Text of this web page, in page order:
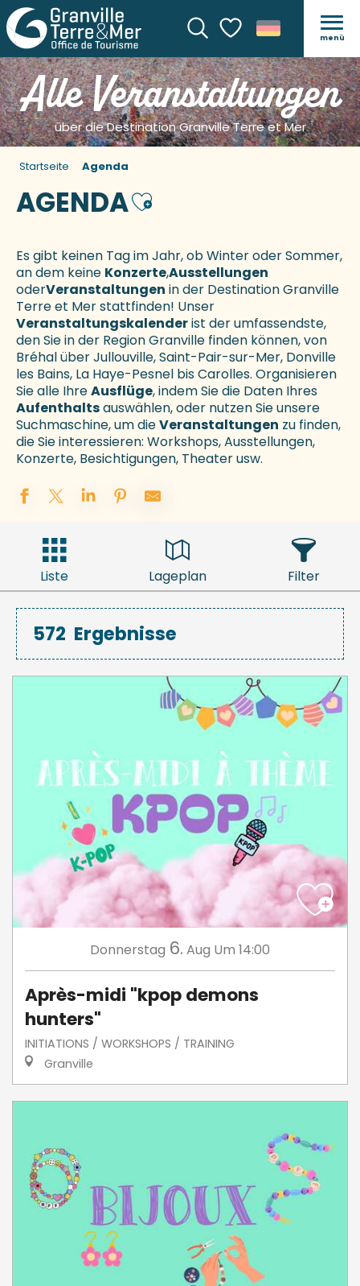
SucheVoir les favoris
menü
Alle Veranstaltungen
über die Destination Granville Terre et Mer
Startseite Agenda
AGENDAAjouter aux favoris
Es gibt keinen Tag im Jahr, ob Winter oder Sommer,
an dem keine Konzerte,Ausstellungen
oderVeranstaltungen in der Destination Granville
Terre et Mer stattfinden! Unser
Veranstaltungskalenderist der umfassendste,
den Sie in der Region Granville finden können, von
Bréhal über Jullouville, Saint-Pair-sur-Mer, Donville
les Bains, La Haye-Pesnel bis Carolles. Organisieren
Sie alle IhreAusflüge, indem Sie die Daten Ihres
Aufenthaltsauswählen, oder nutzen Sie unsere
Suchmaschine, um dieVeranstaltungen zu finden,
die Sie interessieren: Workshops, Ausstellungen,
Konzerte, Besichtigungen, Theater usw.
Liste Lageplan Filter
572 Ergebnisse
Donnerstag 6. Aug Um 14:00
Après-midi "kpop demons
hunters"
INITIATIONS / WORKSHOPS / TRAINING
Granville